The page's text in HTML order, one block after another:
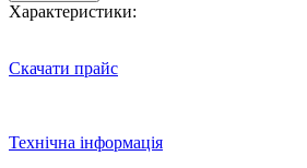
Характеристики:
Скачати прайс
Технічна інформація